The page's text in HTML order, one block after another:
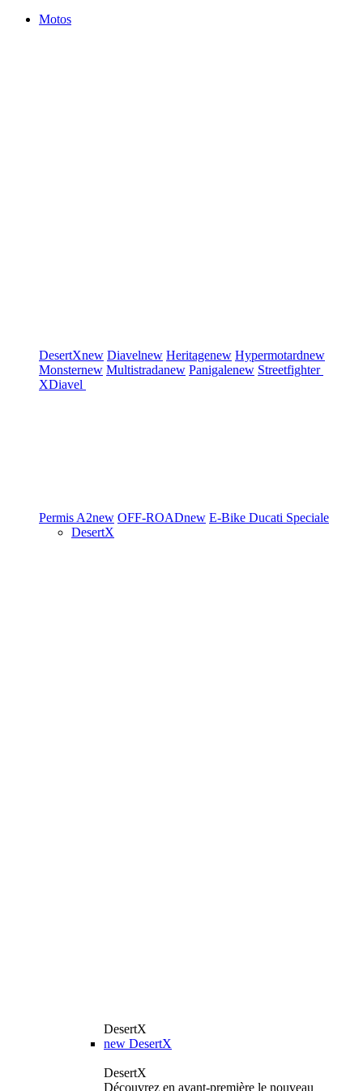
Motos
DesertXnew Diavelnew Heritagenew Hypermotardnew
Monsternew Multistradanew Panigalenew Streetfighter
XDiavel
Permis A2new OFF-ROADnew E-Bike Ducati Speciale
DesertX
DesertX
new DesertX
DesertX
Découvrez en avant-première le nouveau